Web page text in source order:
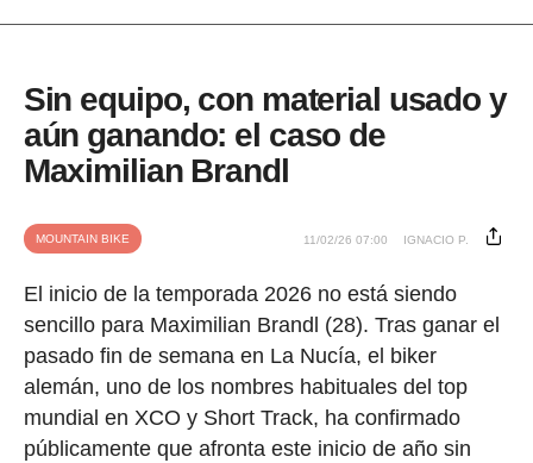
Sin equipo, con material usado y
aún ganando: el caso de
Maximilian Brandl
MOUNTAIN BIKE 11/02/26 07:00 IGNACIO P.
El inicio de la temporada 2026 no está siendo
sencillo para Maximilian Brandl (28). Tras ganar el
pasado fin de semana en La Nucía, el biker
alemán, uno de los nombres habituales del top
mundial en XCO y Short Track, ha confirmado
públicamente que afronta este inicio de año sin